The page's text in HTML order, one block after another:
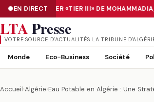
EN DIRECT
LE DATA CENTER «TIER III» DE
NUMÉRISATION : LE DATA CENTER «TIER III»
LTAPresse
VOTRE SOURCE D’ACTUALITÉS LA TRIBUNE
Monde Eco-Business Société
Accueil›Algérie›Eau Potable en Algérie : Une